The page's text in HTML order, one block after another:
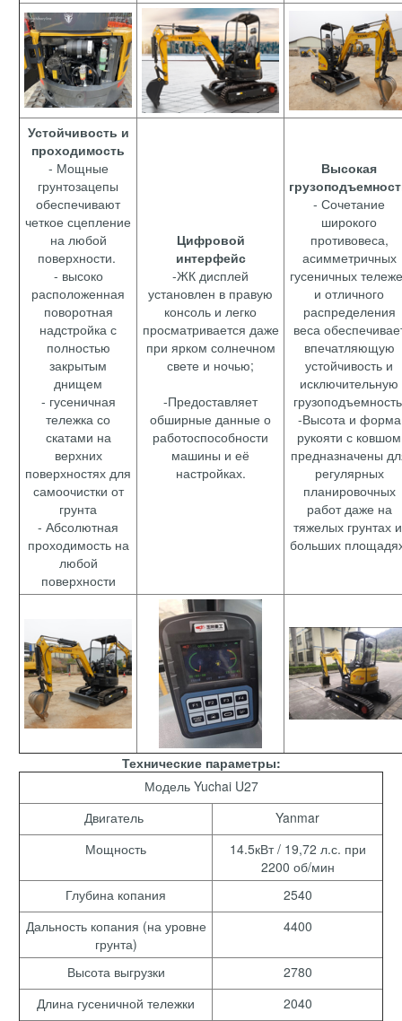
Устойчивость и
проходимость
- Мощные
грунтозацепы
обеспечивают
четкое сцепление
на любой
поверхности.
- высоко
расположенная
поворотная
надстройка с
полностью
закрытым
днищем
- гусеничная
тележка со
скатами на
верхних
поверхностях для
самоочистки от
грунта
- Абсолютная
проходимость на
любой
поверхности
Цифровой
интерфейс
-ЖК дисплей
установлен в правую
консоль и легко
просматривается даже
при ярком солнечном
свете и ночью;
-Предоставляет
обширные данные о
работоспособности
машины и её
настройках.
Высокая
- Сочетание
широкого
противовеса,
асимметричных
гусеничных
и отличного
распределения
веса
впечатляющую
устойчивость и
исключительную
-Высота и форма
рукояти с ковшом
предназначены
регулярных
планировочных
работ даже на
тяжелых грунтах
больших
Технические параметры:
Модель Yuchai U27
Двигатель
Yanmar
Мощность
14.5кВт / 19,72 л.с. при
2200 об/мин
Глубина копания
2540
Дальность копания (на уровне
грунта)
4400
Высота выгрузки
2780
Длина гусеничной тележки
2040